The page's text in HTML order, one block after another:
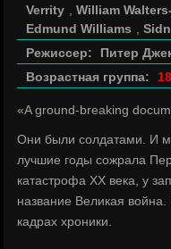
Verrity
,William
Edmund Williams
,
Режиссер:
Питер
Возрастная группа:
«A ground-breaking
Они были солдатами. И
лучшие годы сожрала
катастрофа ХХ века, у
название Великая
кадрах хроники.